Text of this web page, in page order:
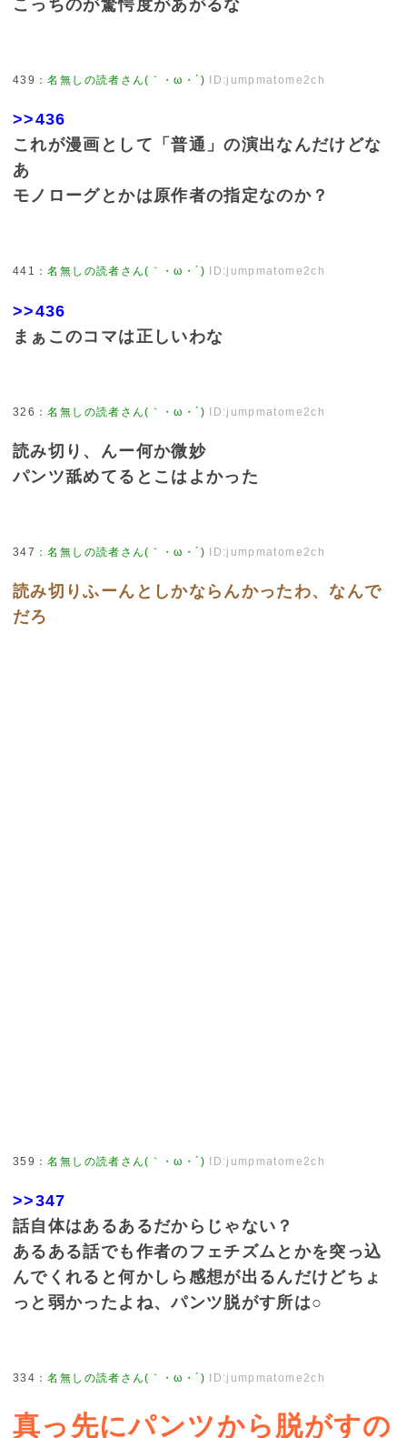
こっちのが驚愕度があがるな
439 ：名無しの読者さん(｀・ω・´) ID:jumpmatome2ch
>>436
これが漫画として「普通」の演出なんだけどな
あ
モノローグとかは原作者の指定なのか？
441 ：名無しの読者さん(｀・ω・´) ID:jumpmatome2ch
>>436
まぁこのコマは正しいわな
326 ：名無しの読者さん(｀・ω・´) ID:jumpmatome2ch
読み切り、んー何か微妙
パンツ舐めてるとこはよかった
347 ：名無しの読者さん(｀・ω・´) ID:jumpmatome2ch
読み切りふーんとしかならんかったわ、なんで
だろ
359 ：名無しの読者さん(｀・ω・´) ID:jumpmatome2ch
>>347
話自体はあるあるだからじゃない？
あるある話でも作者のフェチズムとかを突っ込
んでくれると何かしら感想が出るんだけどちょ
っと弱かったよね、パンツ脱がす所は○
334 ：名無しの読者さん(｀・ω・´) ID:jumpmatome2ch
真っ先にパンツから脱がすの